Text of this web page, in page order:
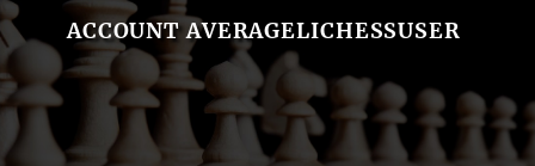
ACCOUNT AVERAGELICHESSUSER